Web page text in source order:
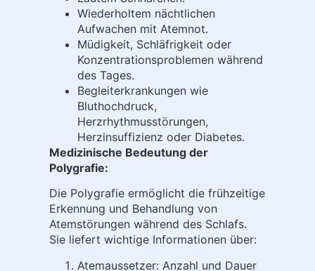
Wiederholtem nächtlichen
Aufwachen mit Atemnot.
Müdigkeit, Schläfrigkeit oder
Konzentrationsproblemen während
des Tages.
Begleiterkrankungen wie
Bluthochdruck,
Herzrhythmusstörungen,
Herzinsuffizienz oder Diabetes.
Medizinische Bedeutung der
Polygrafie:
Die Polygrafie ermöglicht die frühzeitige
Erkennung und Behandlung von
Atemstörungen während des Schlafs.
Sie liefert wichtige Informationen über:
Atemaussetzer: Anzahl und Dauer